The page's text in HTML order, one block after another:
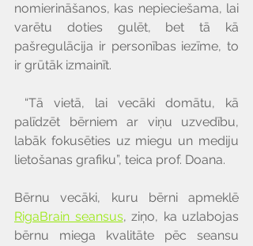
nomierināšanos, kas nepieciešama, lai
varētu doties gulēt, bet tā kā
pašregulācija ir personības iezīme, to
ir grūtāk izmainīt.
palīdzēt bērniem ar viņu uzvedību,
labāk fokusēties uz miegu un mediju
lietošanas grafiku”, teica prof. Doana.
RigaBrain seansus, ziņo, ka uzlabojas
bērnu miega kvalitāte pēc seansu